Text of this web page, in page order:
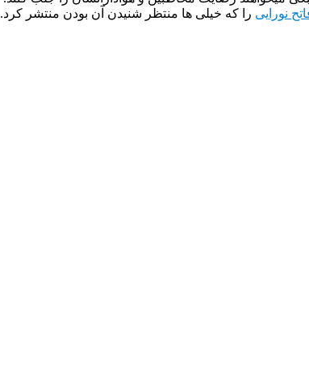
نورایی را که خیلی ها منتظر شنیدن آن بودن منتشر کرد.